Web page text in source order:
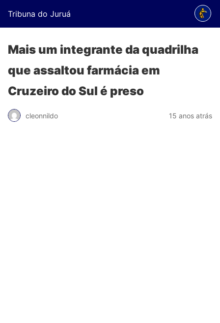
Tribuna do Juruá
Mais um integrante da quadrilha
que assaltou farmácia em
Cruzeiro do Sul é preso
cleonnildo 15 anos atrás